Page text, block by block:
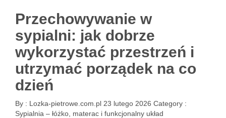
Przechowywanie w
sypialni: jak dobrze
wykorzystać przestrzeń i
utrzymać porządek na co
dzień
By : Lozka-pietrowe.com.pl 23 lutego 2026 Category :
Sypialnia – łóżko, materac i funkcjonalny układ